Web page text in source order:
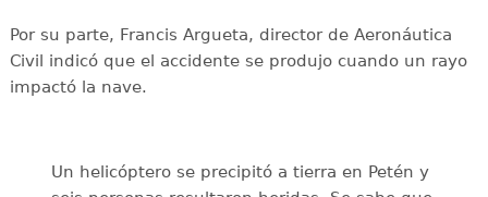
Por su parte, Francis Argueta, director de Aeronáutica
Civil indicó que el accidente se produjo cuando un rayo
impactó la nave.
Un helicóptero se precipitó a tierra en Petén y